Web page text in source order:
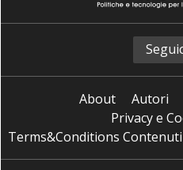
About Autori
Privacy e
Terms&Conditions